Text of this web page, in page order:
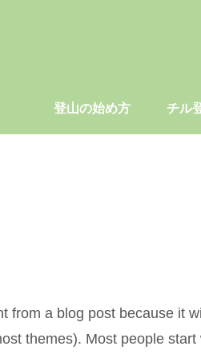
登山の始め方 チル
from a blog post because it
themes). Most people